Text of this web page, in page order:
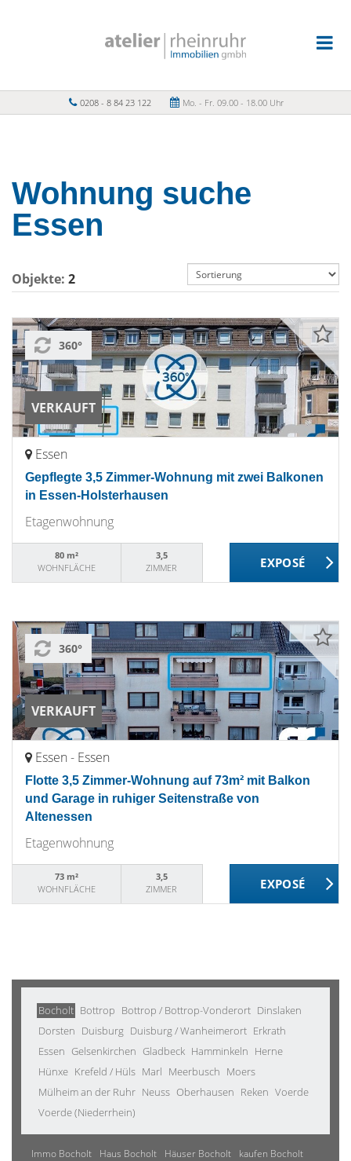
0208 - 8 84 23 122 Mo. - Fr. 09.00 - 18.00 Uhr
Wohnung suche
Essen
Objekte: 2
VERKAUFT
360°
Essen
Gepflegte 3,5 Zimmer-Wohnung mit zwei Balkonen
in Essen-Holsterhausen
Etagenwohnung
80 m²
WOHNFLÄCHE
3,5
ZIMMER
VERKAUFT
360°
Essen - Essen
Flotte 3,5 Zimmer-Wohnung auf 73m² mit Balkon
und Garage in ruhiger Seitenstraße von
Altenessen
Etagenwohnung
73 m²
WOHNFLÄCHE
3,5
ZIMMER
Bocholt Bottrop Bottrop / Bottrop-Vonderort Dinslaken
Dorsten Duisburg Duisburg / Wanheimerort Erkrath
Essen Gelsenkirchen Gladbeck Hamminkeln Herne
Hünxe Krefeld / Hüls Marl Meerbusch Moers
Mülheim an der Ruhr Neuss Oberhausen Reken Voerde
Voerde (Niederrhein)
Immo Bocholt Haus Bocholt Häuser Bocholt
kaufen Bocholt